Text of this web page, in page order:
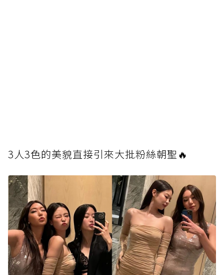
3人3色的美貌直接引來大批粉絲朝聖🔥